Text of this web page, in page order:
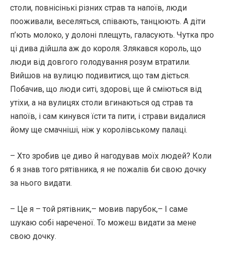
столи, повнісінькі різних страв та напоїв, люди
пооживали, веселяться, співають, танцюють. А діти
п’ють молоко, у долоні плещуть, галасують. Чутка про
ці дива дійшла аж до короля. Злякався король, що
люди від довгого голодування розум втратили.
Вийшов на вулицю подивитися, що там діється.
Побачив, що люди ситі, здорові, ще й сміються від
утіхи, а на вулицях столи вгинаються од страв та
напоїв, і сам кинувся їсти та пити, і страви видалися
йому ще смачніші, ніж у королівському палаці.
– Хто зробив це диво й нагодував моїх людей? Коли
б я знав того рятівника, я не пожалів би свою дочку
за нього видати.
– Це я – той рятівник,– мовив парубок,– І саме
шукаю собі нареченої. То можеш видати за мене
свою дочку.